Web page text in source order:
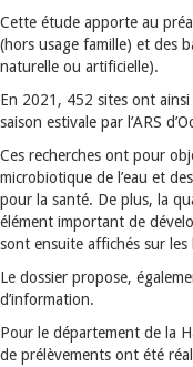
Cette étude apporte au
(hors usage famille) et des
naturelle ou artificielle).
En 2021, 452 sites ont
saison estivale par l’ARS
Ces recherches ont pour
microbiotique de l’eau et
pour la santé. De plus, la
élément important de
sont ensuite affichés sur les
Le dossier propose,
d’information.
Pour le département de la
de prélèvements ont été